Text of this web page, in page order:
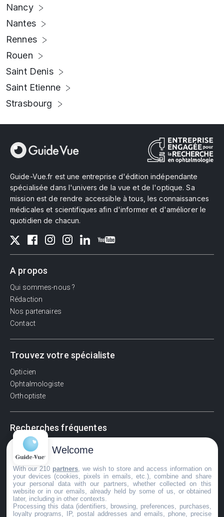
Nancy
Nantes
Rennes
Rouen
Saint Denis
Saint Etienne
Strasbourg
Guide-Vue.fr est une entreprise d'édition indépendante
spécialisée dans l'univers de la vue et de l'optique. Sa
mission est de rendre accessible à tous, les connaissances
médicales et scientifiques afin d'informer et d'améliorer le
quotidien de chacun.
A propos
Qui sommes-nous ?
Rédaction
Nos partenaires
Contact
Trouvez votre spécialiste
Opticien
Ophtalmologiste
Orthoptiste
Recherches fréquentes
Pathologies adultes
Signes d'une urgence ophtalmologique
La vision
Acuité visuelle
Myosis / mydriase
Œdème oculaire
Welcome
With our 210 partners , we wish to store and access information on
your devices (cookies, pixels in emails, etc.), combine and share
your personal data with our partners, whether collected on this
website or in our emails, already held by some of us, or obtained
later, including in other contexts.
Processing this data (identifiers, browsing, preferences, purchases,
loyalty programs, IP, postal addresses and emails, phone, precise